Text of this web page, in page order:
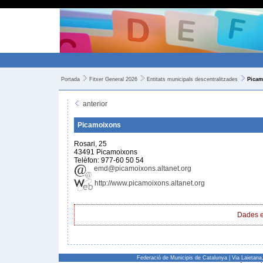
Portada Fitxer General 2026 Entitats municipals descentralitzades
anterior
Picamoixons
Rosari, 25
43491 Picamoixons
Telèfon: 977-60 50 54
emd@picamoixons.altanet.org
http://www.picamoixons.altanet.org
Dades
Federació de Municipis de Catalunya | Via